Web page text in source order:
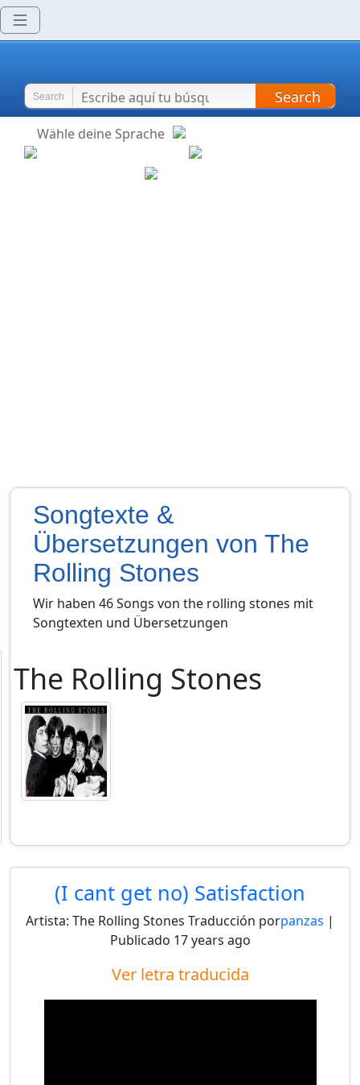
Search Search
Wähle deine Sprache
Songtexte &
Übersetzungen von The
Rolling Stones
Wir haben 46 Songs von the rolling stones mit
Songtexten und Übersetzungen
The Rolling Stones
(I cant get no) Satisfaction
Artista: The Rolling Stones Traducción porpanzas |
Publicado 17 years ago
Ver letra traducida